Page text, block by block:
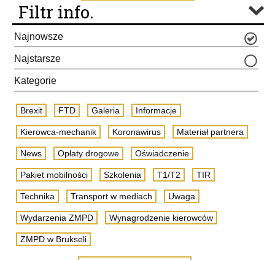
Filtr info.
Najnowsze
Najstarsze
Kategorie
Brexit FTD Galeria Informacje
Kierowca-mechanik Koronawirus Materiał partnera
News Opłaty drogowe Oświadczenie
Pakiet mobilności Szkolenia T1/T2 TIR
Technika Transport w mediach Uwaga
Wydarzenia ZMPD Wynagrodzenie kierowców
ZMPD w Brukseli